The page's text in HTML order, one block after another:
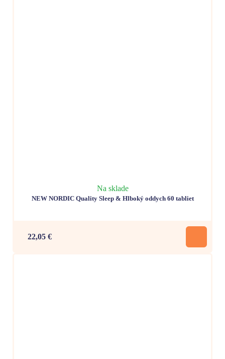
Na sklade
NEW NORDIC Quality Sleep & Hlboký oddych 60 tabliet
22,05 €